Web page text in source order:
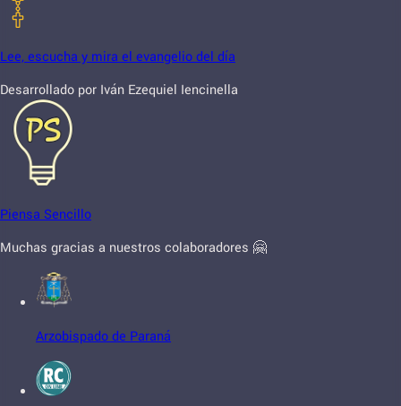
Lee, escucha y mira el evangelio del día
Desarrollado por Iván Ezequiel Iencinella
Piensa Sencillo
Muchas gracias a nuestros colaboradores 🤗
Arzobispado de Paraná